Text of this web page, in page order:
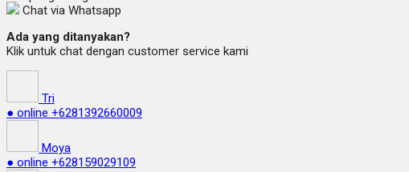
Chat via Whatsapp
Ada yang ditanyakan?
Klik untuk chat dengan customer service kami
Tri
● online +6281392660009
Moya
● online +628159029109